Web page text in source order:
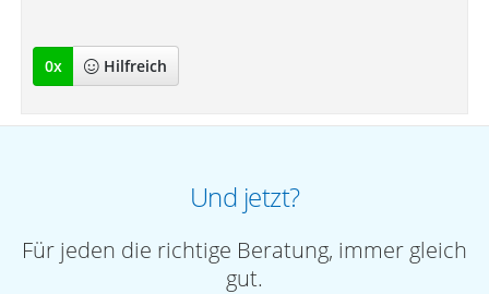
0x Hilfreich
Und jetzt?
Für jeden die richtige Beratung, immer gleich
gut.